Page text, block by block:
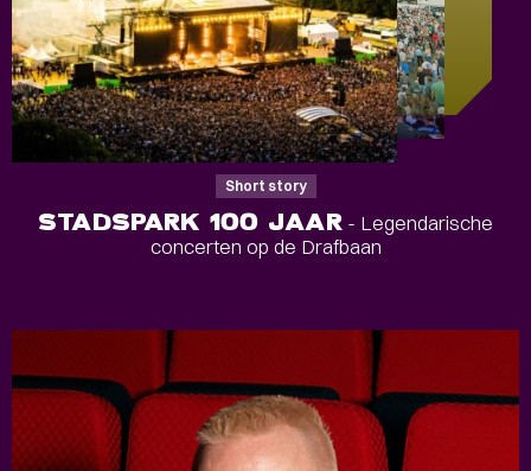
Short story
STADSPARK 100 JAAR - Legendarische
concerten op de Drafbaan